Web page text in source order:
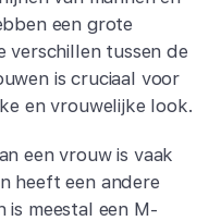
een grote
verschillen tussen de
is cruciaal voor
en vrouwelijke look.
een vrouw is vaak
heeft een andere
is meestal een M-